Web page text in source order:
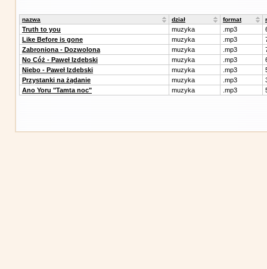
nazwa dział format
Truth to you muzyka .mp3
Like Before is gone
muzyka .mp3
Zabroniona - Dozwolona
muzyka .mp3
No Cóż - Paweł Izdebski
muzyka .mp3
Niebo - Paweł Izdebski
muzyka .mp3
Przystanki na żądanie
muzyka .mp3
Ano Yoru "Tamta noc"
muzyka .mp3